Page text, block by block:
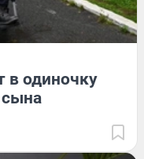
в одиночку